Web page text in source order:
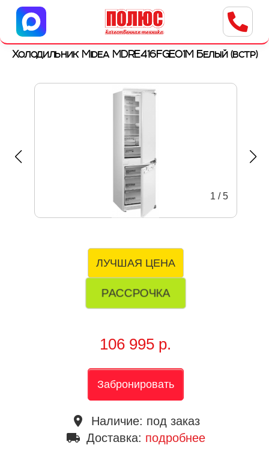
Центр бытовой техники
г. Ульяновск, ул. Пушкарева, 8a
Холодильник Midea MDRE416FGE01M Белый (встр)
1 /5
ЛУЧШАЯ ЦЕНА
РАССРОЧКА
106 995 р.
Забронировать
place Наличие: под заказ
local_shipping Доставка: подробнее